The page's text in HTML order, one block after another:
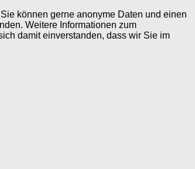
können gerne anonyme Daten und einen
Weitere Informationen zum
damit einverstanden, dass wir Sie im